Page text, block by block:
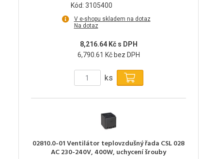
Kód: 3105400
V e-shopu skladem na dotaz
Na dotaz
8,216.64 Kč s DPH
6,790.61 Kč bez DPH
ks
02810.0-01 Ventilátor teplovzdušný řada CSL 028
AC 230-240V, 400W, uchycení šrouby